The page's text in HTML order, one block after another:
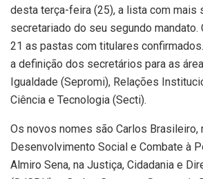
desta terça-feira (25), a lista com mais
secretariado do seu segundo mandato.
21 as pastas com titulares
a definição dos secretários para as
Igualdade (Sepromi), Relações
Ciência e Tecnologia (Secti).
Os novos nomes são Carlos Brasileiro,
Desenvolvimento Social e Combate à
Almiro Sena, na Justiça, Cidadania e